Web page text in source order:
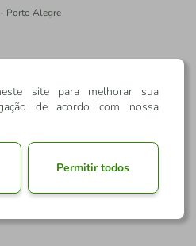
Porto Alegre
site para melhorar sua
de acordo com nossa
Permitir todos